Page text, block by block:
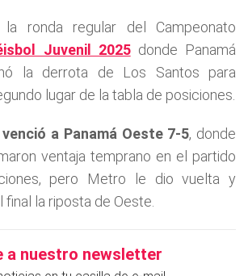
ronda regular del Campeonato
Juvenil 2025donde Panamá
la derrota de Los Santos para
lugar de la tabla de posiciones.
a Panamá Oeste 7-5, donde
ventaja temprano en el partido
pero Metro le dio vuelta y
la riposta de Oeste.
a nuestro newsletter